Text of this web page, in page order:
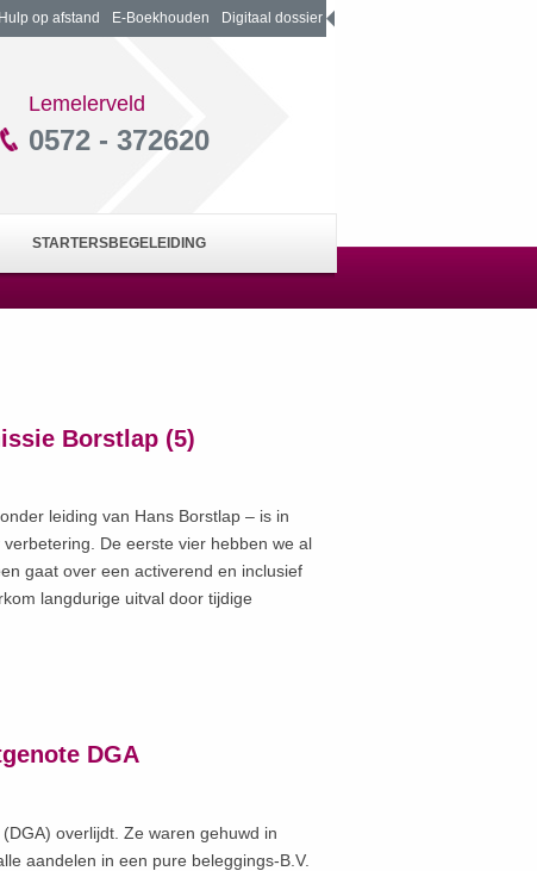
Hulp op afstand E-Boekhouden Digitaal dossier
Lemelerveld
0572 - 372620
STARTERSBEGELEIDING
Borstlap (5)
leiding van Hans Borstlap – is in
De eerste vier hebben we al
gaat over een activerend en inclusief
langdurige uitval door tijdige
DGA
overlijdt. Ze waren gehuwd in
aandelen in een pure beleggings-B.V.